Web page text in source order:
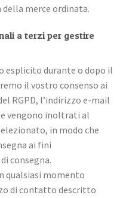
della merce ordinata.
a terzi per gestire
esplicito durante o dopo il
il vostro consenso ai
RGPD, l’indirizzo e-mail
vengono inoltrati al
in modo che
ai fini
consegna.
qualsiasi momento
di contatto descritto